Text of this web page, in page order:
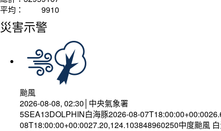
平均：
9910
災害示警
颱風
2026-08-08, 02:30│中央氣象署
5SEA13DOLPHIN白海豚2026-08-
08T18:00:00+00:0027.20,124.103848960250中度颱風